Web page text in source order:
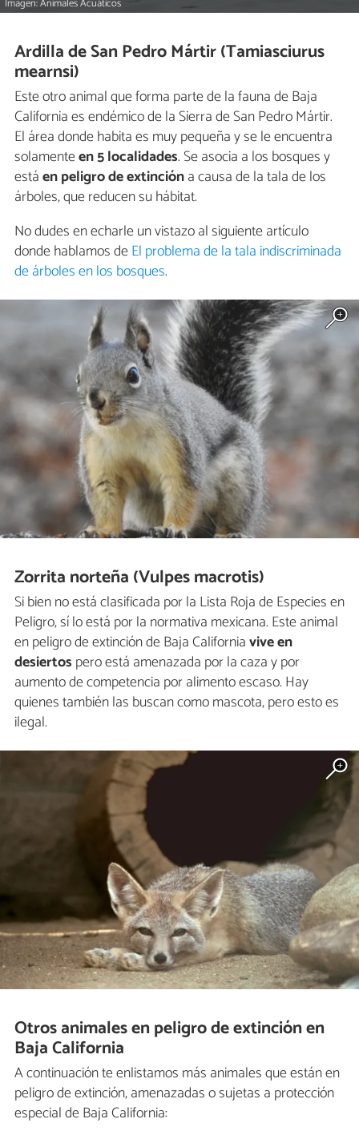
Imagen: Animales Acuáticos
Ardilla de San Pedro Mártir (Tamiasciurus
mearnsi)
Este otro animal que forma parte de la fauna de Baja
California es endémico de la Sierra de San Pedro Mártir.
El área donde habita es muy pequeña y se le encuentra
solamenteen 5 localidades. Se asocia a los bosques y
estáen peligro de extincióna causa de la tala de los
árboles, que reducen su hábitat.
No dudes en echarle un vistazo al siguiente artículo
donde hablamos deEl problema de la tala indiscriminada
de árboles en los bosques.
Zorrita norteña (Vulpes macrotis)
Si bien no está clasificada por la Lista Roja de Especies en
Peligro, sí lo está por la normativa mexicana. Este animal
en peligro de extinción de Baja Californiavive en
desiertos pero está amenazada por la caza y por
aumento de competencia por alimento escaso. Hay
quienes también las buscan como mascota, pero esto es
ilegal.
Otros animales en peligro de extinción en
Baja California
A continuación te enlistamos más animales que están en
peligro de extinción, amenazadas o sujetas a protección
especial de Baja California: